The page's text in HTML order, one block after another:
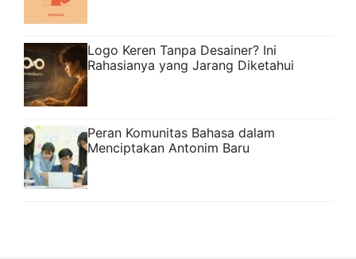
Logo Keren Tanpa Desainer? Ini
Rahasianya yang Jarang Diketahui
Peran Komunitas Bahasa dalam
Menciptakan Antonim Baru